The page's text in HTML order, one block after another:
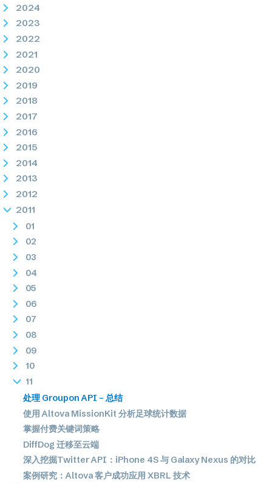
2024
2023
2022
2021
2020
2019
2018
2017
2016
2015
2014
2013
2012
2011
01
02
03
04
05
06
07
08
09
10
11
处理 Groupon API – 总结
使用 Altova MissionKit 分析足球统计数据
掌握付费关键词策略
DiffDog 迁移至云端
深入挖掘Twitter API：iPhone 4S 与 Galaxy Nexus 的对比
案例研究：Altova 客户成功应用 XBRL 技术